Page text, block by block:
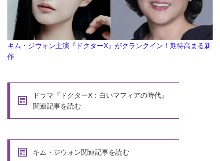
キム・ジウォン主演『ドクターX』がクランクイン！期待高まる新
作
ドラマ『ドクターX：白いマフィアの時代』
関連記事を読む
キム・ジウォン関連記事を読む